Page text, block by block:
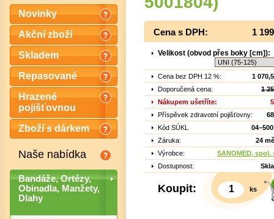
Novinky
Akční zboží
Skladem
Repasované
Hrazené
pojišťovnou
Zboží s dárkem
Naše nabídka
Bandáže, Ortézy,
Obinadla, Manžety,
Dlahy
Cena s DPH: 1
Velikost (obvod přes boky [cm]):
Cena bez DPH 12 %:
1
Doporučená cena:
1
Nákupem ušetříte:
Příspěvek zdravotní pojišťovny:
Kód SÚKL
Záruka:
24
Výrobce:
SANOMED, spol.
Dostupnost:
Koupit: ks